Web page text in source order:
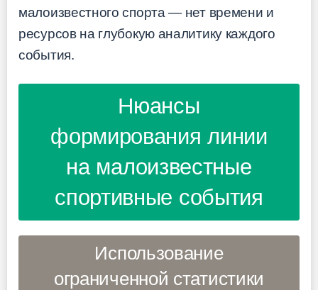
малоизвестного спорта — нет времени и
ресурсов на глубокую аналитику каждого
события.
Нюансы
формирования линии
на малоизвестные
спортивные события
Использование
ограниченной статистики